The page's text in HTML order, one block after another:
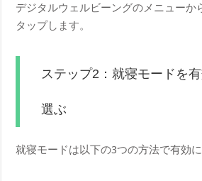
デジタルウェルビーングのメニューか
タップします。
ステップ2：就寝モードを
選ぶ
就寝モードは以下の3つの方法で有効に